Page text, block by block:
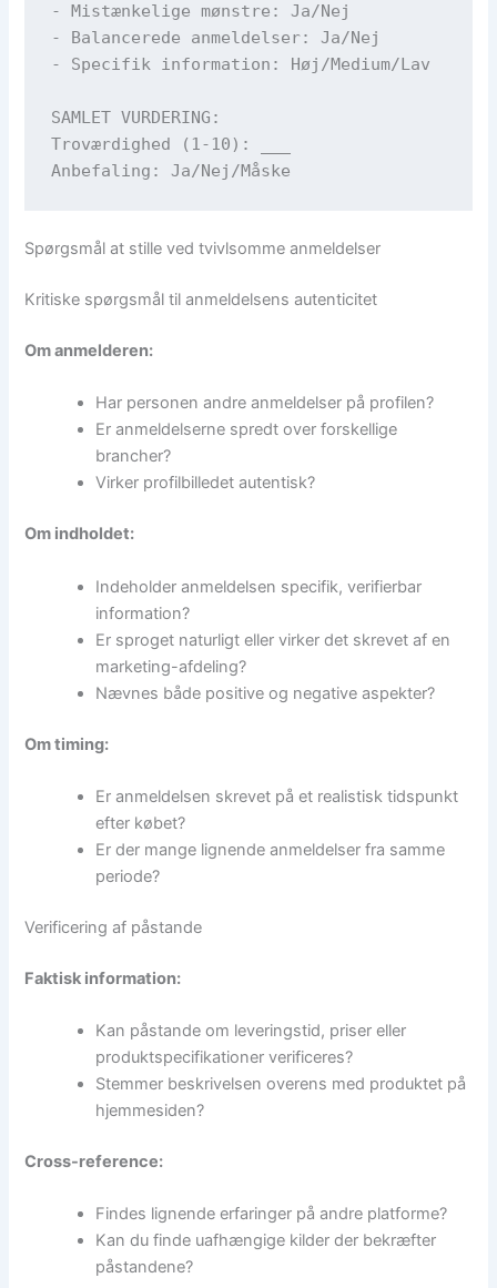
- Mistænkelige mønstre: Ja/Nej
- Balancerede anmeldelser: Ja/Nej
- Specifik information: Høj/Medium/Lav
SAMLET VURDERING:
Troværdighed (1-10): ___
Spørgsmål at stille ved tvivlsomme anmeldelser
Kritiske spørgsmål til anmeldelsens autenticitet
Om anmelderen:
Har personen andre anmeldelser på profilen?
Er anmeldelserne spredt over forskellige
brancher?
Virker profilbilledet autentisk?
Om indholdet:
Indeholder anmeldelsen specifik, verifierbar
information?
Er sproget naturligt eller virker det skrevet af en
marketing-afdeling?
Nævnes både positive og negative aspekter?
Om timing:
Er anmeldelsen skrevet på et realistisk tidspunkt
efter købet?
Er der mange lignende anmeldelser fra samme
periode?
Verificering af påstande
Faktisk information:
Kan påstande om leveringstid, priser eller
produktspecifikationer verificeres?
Stemmer beskrivelsen overens med produktet på
hjemmesiden?
Cross-reference:
Findes lignende erfaringer på andre platforme?
Kan du finde uafhængige kilder der bekræfter
påstandene?